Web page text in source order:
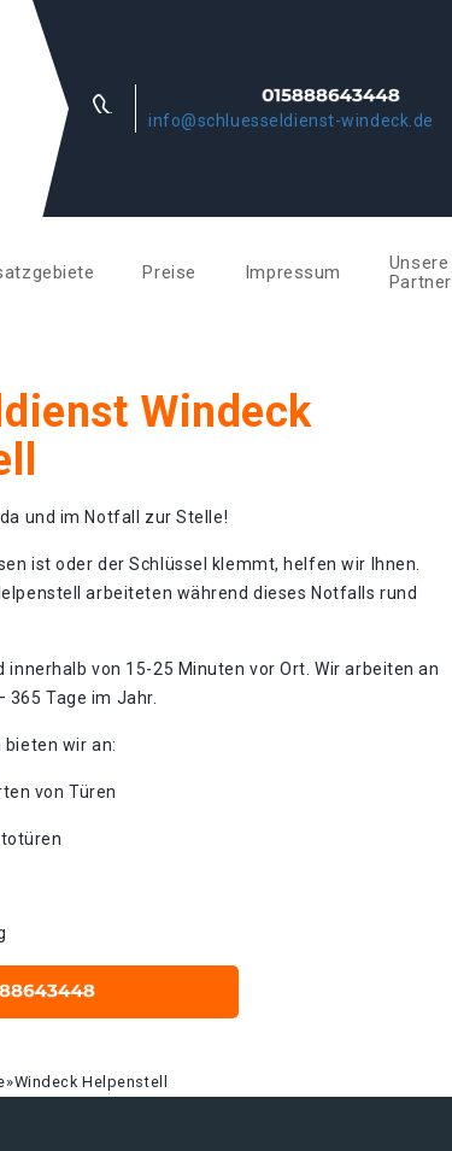
info@schluesseldienst-windeck.de
Preise Impressum
Unsere
Partner
Windeck
und im Notfall zur Stelle!
ist oder der Schlüssel klemmt, helfen wir Ihnen.
arbeiteten während dieses Notfalls rund
innerhalb von 15-25 Minuten vor Ort. Wir arbeiten an
365 Tage im Jahr.
bieten wir an:
von Türen
»Windeck Helpenstell